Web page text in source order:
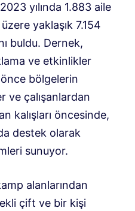
yılında 1.883 aile
yaklaşık 7.154
buldu. Dernek,
ve etkinlikler
bölgelerin
ve çalışanlardan
kalışları öncesinde,
destek olarak
sunuyor.
alanlarından
çift ve bir kişi